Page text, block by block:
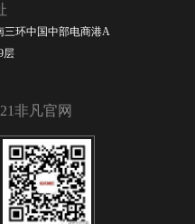
三环中国中部电商港A
层
非凡官网